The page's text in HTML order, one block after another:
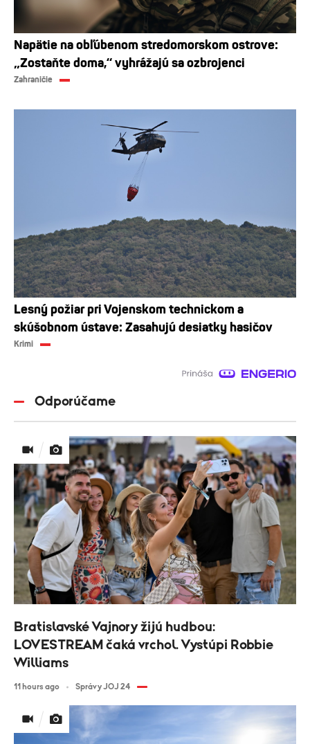
Napätie na obľúbenom stredomorskom ostrove:
„Zostaňte doma,“ vyhrážajú sa ozbrojenci
Zahraničie
Lesný požiar pri Vojenskom technickom a
skúšobnom ústave: Zasahujú desiatky hasičov
Krimi
Odporúčame
Bratislavské Vajnory žijú hudbou:
LOVESTREAM čaká vrchol. Vystúpi Robbie
Williams
11 hours ago Správy JOJ 24